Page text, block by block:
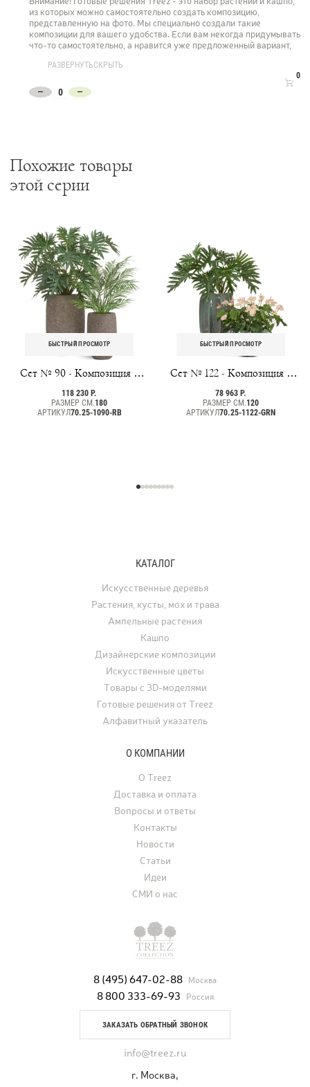
0
из которых можно самостоятельно создать композицию,
представленную на фото. Мы специально создали такие
композиции для вашего удобства. Если вам некогда придумывать
что-то самостоятельно, а нравится уже предложенный вариант,
воплощения в жизнь выбранной композиции.
РАЗВЕРНУТЬСКРЫТЬ
Похожие товары
этой серии
БЫСТРЫЙ ПРОСМОТР
Сет № 90 - Композиция с
филодендроном в кашпо
Treez Effectory Terra
118 230 Р.
РАЗМЕР СМ.180
АРТИКУЛ70.25-1090-RB
БЫСТРЫЙ ПРОСМОТР
Сет № 122 - Композиция с
антуриумом и
филодендроном в кашпо
Treez Effectory Aura
78 963 Р.
РАЗМЕР СМ.120
АРТИКУЛ70.25-1122-GRN
8 (495) 647-02-88 Москва
8 800 333-69-93 Россия
ЗАКАЗАТЬ ОБРАТНЫЙ ЗВОНОК
info@treez.ru
г. Москва,
КАТАЛОГ
Искусственные деревья
Растения, кусты, мох и трава
Ампельные растения
Кашпо
Дизайнерские композиции
Искусственные цветы
Товары с 3D-моделями
Готовые решения от Treez
Алфавитный указатель
О КОМПАНИИ
О Treez
Доставка и оплата
Вопросы и ответы
Контакты
Новости
Статьи
Идеи
СМИ о нас